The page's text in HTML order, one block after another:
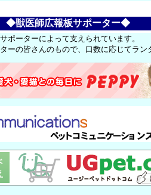
◆獣医師広報板サポーター◆
ポーターによって支えられています。
ーの皆さんのもので、口数に応じてラ